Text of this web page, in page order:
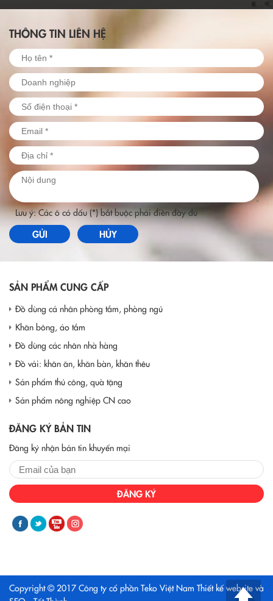
THÔNG TIN LIÊN HỆ
Lưu ý: Các ô có dấu (*) bắt buộc phải điền đầy đủ
GỬI HỦY
SẢN PHẨM CUNG CẤP
Đồ dùng cá nhân phòng tắm, phòng ngủ
Khăn bông, áo tắm
Đồ dùng các nhân nhà hàng
Đồ vải: khăn ăn, khăn bàn, khăn thêu
Sản phẩm thủ công, quà tặng
Sản phẩm nông nghiệp CN cao
ĐĂNG KÝ BẢN TIN
Đăng ký nhận bản tin khuyến mại
ĐĂNG KÝ
Copyright © 2017 Công ty cổ phần Teko Việt Nam Thiết kế website và